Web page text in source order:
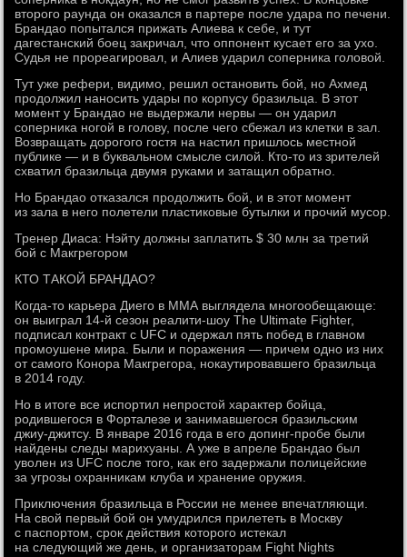
второго раунда он оказался в партере после удара по печени.
Брандао попытался прижать Алиева к себе, и тут
дагестанский боец закричал, что оппонент кусает его за ухо.
Судья не прореагировал, и Алиев ударил соперника головой.
Тут уже рефери, видимо, решил остановить бой, но Ахмед
продолжил наносить удары по корпусу бразильца. В этот
момент у Брандао не выдержали нервы — он ударил
соперника ногой в голову, после чего сбежал из клетки в зал.
Возвращать дорогого гостя на настил пришлось местной
публике — и в буквальном смысле силой. Кто-то из зрителей
схватил бразильца двумя руками и затащил обратно.
Но Брандао отказался продолжить бой, и в этот момент
из зала в него полетели пластиковые бутылки и прочий мусор.
Тренер Диаса: Нэйту должны заплатить $ 30 млн за третий
бой с Макгрегором
КТО ТАКОЙ БРАНДАО?
Когда-то карьера Диего в ММА выглядела многообещающе:
он выиграл 14-й сезон реалити-шоу The Ultimate Fighter,
подписал контракт с UFC и одержал пять побед в главном
промоушене мира. Были и поражения — причем одно из них
от самого Конора Макгрегора, нокаутировавшего бразильца
в 2014 году.
Но в итоге все испортил непростой характер бойца,
родившегося в Форталезе и занимавшегося бразильским
джиу-джитсу. В январе 2016 года в его допинг-пробе были
найдены следы марихуаны. А уже в апреле Брандао был
уволен из UFC после того, как его задержали полицейские
за угрозы охранникам клуба и хранение оружия.
Приключения бразильца в России не менее впечатляющи.
На свой первый бой он умудрился прилететь в Москву
с паспортом, срок действия которого истекал
на следующий же день, и организаторам Fight Nights